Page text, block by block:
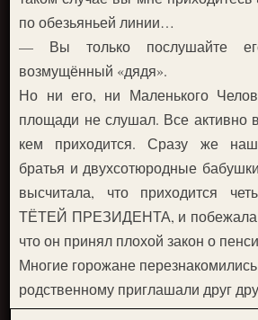
по обезьяньей линии…
— Вы только послушайте
возмущённый «дядя».
Но ни его, ни Маленького
площади не слушал. Все активно
кем приходится. Сразу же
братья и двухсотюродные
высчитала, что приходится
ТЁТЕЙ ПРЕЗИДЕНТА, и побежала
что он принял плохой закон о
Многие горожане
родственному приглашали друг